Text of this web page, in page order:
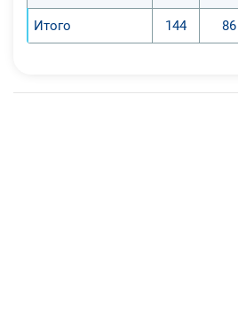
Итого 144 86